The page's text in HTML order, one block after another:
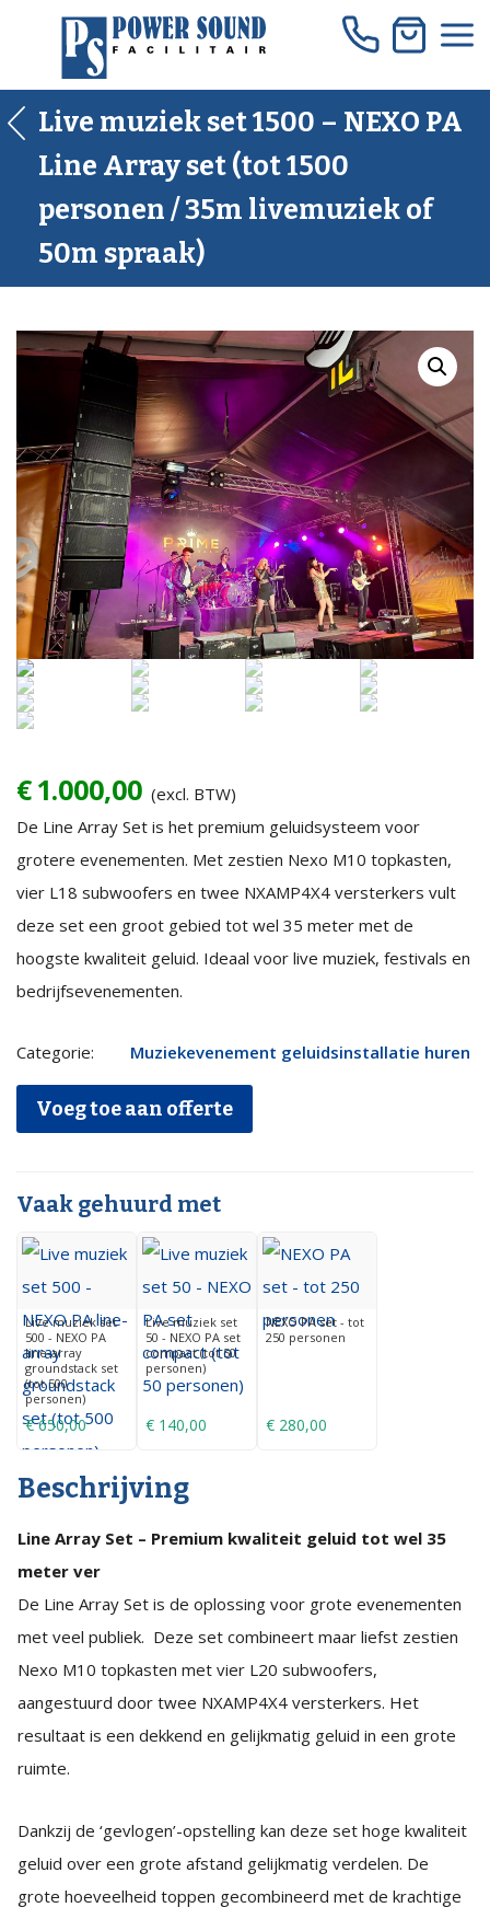
Live muziek set 1500 – NEXO PA
Line Array set (tot 1500
personen / 35m livemuziek of
50m spraak)
€1.000,00 (excl. BTW)
De Line Array Set is het premium geluidsysteem voor
grotere evenementen. Met zestien Nexo M10 topkasten,
vier L18 subwoofers en twee NXAMP4X4 versterkers vult
deze set een groot gebied tot wel 35 meter met de
hoogste kwaliteit geluid. Ideaal voor live muziek, festivals en
bedrijfsevenementen.
Live
muziek
set
NEXO
PA
Line
Array
set
(tot
1500
personen
/
livemuziek
of
50m
spraak)
quantity
Categorie: Muziekevenement geluidsinstallatie huren
Voeg toe aan offerte
Vaak gehuurd met
Live muziek set
500 - NEXO PA
line-array
groundstack set
(tot 500
personen)
€ 650,00
Live muziek set
50 - NEXO PA set
compact (tot 50
personen)
€ 140,00
NEXO PA set - tot
250 personen
€ 280,00
Beschrijving
Line Array Set – Premium kwaliteit geluid tot wel 35
meter ver
De Line Array Set is de oplossing voor grote evenementen
met veel publiek. Deze set combineert maar liefst zestien
Nexo M10 topkasten met vier L20 subwoofers,
aangestuurd door twee NXAMP4X4 versterkers. Het
resultaat is een dekkend en gelijkmatig geluid in een grote
ruimte.
Dankzij de ‘gevlogen’-opstelling kan deze set hoge kwaliteit
geluid over een grote afstand gelijkmatig verdelen. De
grote hoeveelheid toppen gecombineerd met de krachtige